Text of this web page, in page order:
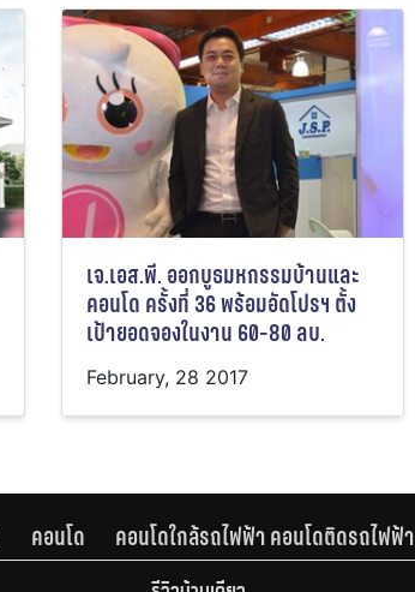
เจ.เอส.พี. ออกบูธมหกรรมบ้านและ
คอนโด ครั้งที่ 36 พร้อมอัดโปรฯ ตั้ง
เป้ายอดจองในงาน 60-80 ลบ.
February, 28 2017
คอนโด คอนโดใกล้รถไฟฟ้า คอนโดติดรถไฟฟ้า